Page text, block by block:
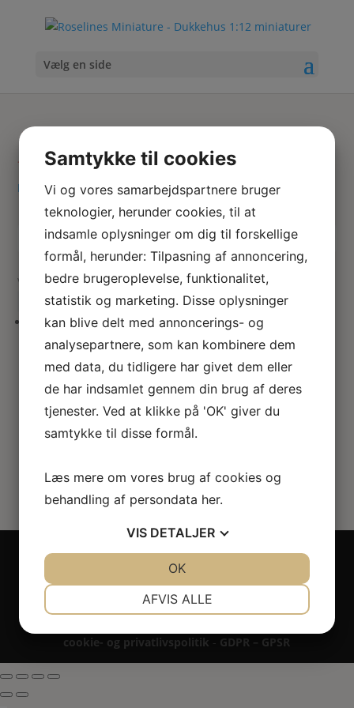
Vælg en side
Bæger
Hjem/ Varer tagged “Bæger”
hvad
du
søger
her
Viser 1 resultat
Særkalke / alterbæger
Copyright 2024 - All rights reserved RoseLines
Miniature ® på design, brandnavn, logo, tekst og
billedemateriale.
Betaling - Levering - Garanti & reklamation -
cookie- og privatlivspolitik - GDPR – GPSR
Samtykke til cookies
Vi og vores samarbejdspartnere bruger
teknologier, herunder cookies, til at
indsamle oplysninger om dig til forskellige
formål, herunder: Tilpasning af annoncering,
bedre brugeroplevelse, funktionalitet,
statistik og marketing. Disse oplysninger
kan blive delt med annoncerings- og
analysepartnere, som kan kombinere dem
med data, du tidligere har givet dem eller
de har indsamlet gennem din brug af deres
tjenester. Ved at klikke på 'OK' giver du
samtykke til disse formål.
Læs mere om vores brug af cookies og
behandling af persondata her.
VIS DETALJER
MARKETING STATISTIK
AFVIS ALLE
OK